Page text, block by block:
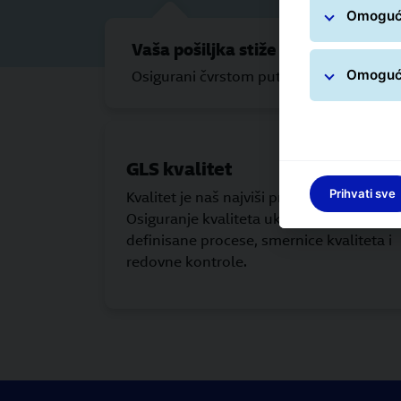
Vaša pošiljka stiže na vrijeme.
Osigurani čvrstom putnom vezom i
GLS kvalitet
Kvalitet je naš najviši prioritet.
Osiguranje kvaliteta uključuje precizno
definisane procese, smernice kvaliteta i
redovne kontrole.
Prihvati sve